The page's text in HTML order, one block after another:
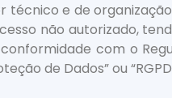
técnico e de
não autorizado,
com o
de Dados” ou